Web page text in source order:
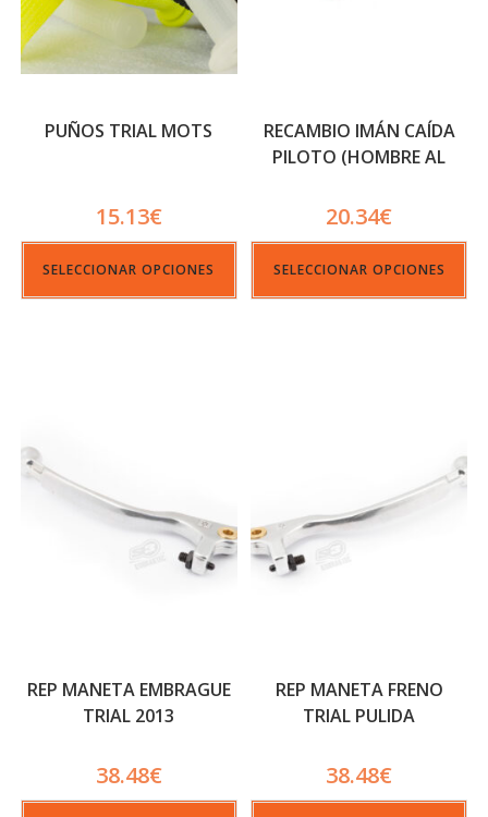
PUÑOS TRIAL MOTS
15.13€
SELECCIONAR OPCIONES
RECAMBIO IMÁN CAÍDA
PILOTO (HOMBRE AL
20.34€
SELECCIONAR OPCIONES
REP MANETA EMBRAGUE
TRIAL 2013
38.48€
REP MANETA FRENO
TRIAL PULIDA
38.48€